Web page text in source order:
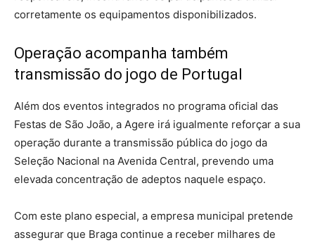
corretamente os equipamentos disponibilizados.
Operação acompanha também
transmissão do jogo de Portugal
Além dos eventos integrados no programa oficial das
Festas de São João, a Agere irá igualmente reforçar a sua
operação durante a transmissão pública do jogo da
Seleção Nacional na Avenida Central, prevendo uma
elevada concentração de adeptos naquele espaço.
Com este plano especial, a empresa municipal pretende
assegurar que Braga continue a receber milhares de